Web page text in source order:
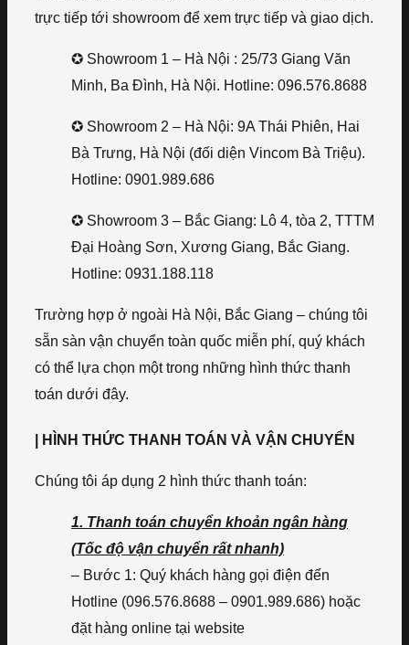
trực tiếp tới showroom để xem trực tiếp và giao dịch.
✪ Showroom 1 – Hà Nội : 25/73 Giang Văn
Minh, Ba Đình, Hà Nội. Hotline: 096.576.8688
✪ Showroom 2 – Hà Nội: 9A Thái Phiên, Hai
Bà Trưng, Hà Nội (đối diện Vincom Bà Triệu).
Hotline: 0901.989.686
✪ Showroom 3 – Bắc Giang: Lô 4, tòa 2, TTTM
Đại Hoàng Sơn, Xương Giang, Bắc Giang.
Hotline: 0931.188.118
Trường hợp ở ngoài Hà Nội, Bắc Giang – chúng tôi
sẵn sàn vận chuyển toàn quốc miễn phí, quý khách
có thể lựa chọn một trong những hình thức thanh
toán dưới đây.
| HÌNH THỨC THANH TOÁN VÀ VẬN CHUYỂN
Chúng tôi áp dụng 2 hình thức thanh toán:
1. Thanh toán chuyển khoản ngân hàng
(Tốc độ vận chuyển rất nhanh)
– Bước 1: Quý khách hàng gọi điện đến
Hotline (096.576.8688 – 0901.989.686) hoặc
đặt hàng online tại website